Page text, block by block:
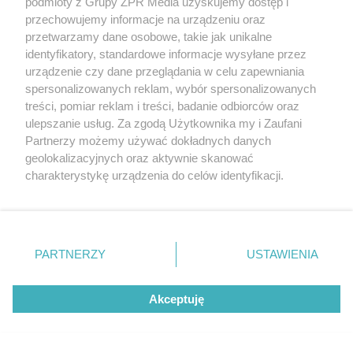
kobiecie
przechowujemy informacje na urządzeniu oraz
przetwarzamy dane osobowe, takie jak unikalne
identyfikatory, standardowe informacje wysyłane przez
urządzenie czy dane przeglądania w celu zapewniania
spersonalizowanych reklam, wybór spersonalizowanych
treści, pomiar reklam i treści, badanie odbiorców oraz
ulepszanie usług. Za zgodą Użytkownika my i Zaufani
Partnerzy możemy używać dokładnych danych
geolokalizacyjnych oraz aktywnie skanować
charakterystykę urządzenia do celów identyfikacji.
zmienić/wycofać klikając przycisk ustawień prywatności
znajdujący się w lewym dolnym rogu strony
rodzaje przetwarzania danych nie wymagają zgody
użytkownika, ale masz prawo sprzeciwić się takiemu
przetwarzaniu. Preferencje będą miały zastosowanie tylko
PARTNERZY USTAWIENIA
Akceptuję